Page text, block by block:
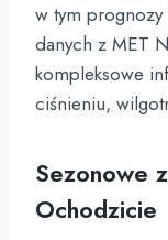
w tym prognozy
danych z MET
kompleksowe
ciśnieniu,
Sezonowe
Ochodzicie